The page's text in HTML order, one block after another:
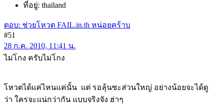
ที่อยู่: thailand
ตอบ: ช่วยโหวต FAIL.in.th หน่อยคร้าบ
#51
28 ก.ค. 2010, 11:41 น.
ไม่โกง ครับไม่โกง
โหวตได้แค่ไหนแค่นั้น แต่ รอลุ้นซะส่วนใหญ่ อย่างน้อยจะได้ดู
ว่า ใครจะแน่กว่ากัน แบบจริงจัง ฮ่าๆ